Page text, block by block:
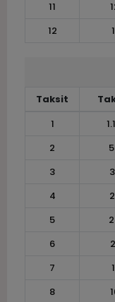
11
12
Taksit
1
2
3
4
5
6
7
8